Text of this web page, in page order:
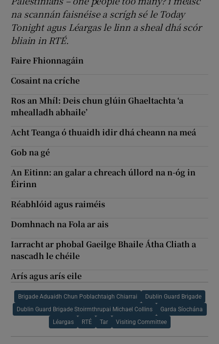
na scannán faisnéise a scrígh sé le Today
Tonight agus Léargas le linn a sheal dhá scór
bliain in RTÉ.
Faire Fhionnagáin
Cosaint na críche
Ros an Mhíl: Deis chun glúin Ghaeltachta ‘a
mhealladh abhaile’
Acht Teanga ó thuaidh idir dhá cheann na meá
Gob na gé
An Eitinn: an galar a chreach úllord na n-óg in
Éirinn
Réabhlóid agus raiméis
Domhnach na Fola ar ais
Iarracht ar phobal Gaeilge Bhaile Átha Cliath a
nascadh le chéile
Arís agus arís eile
Brigade Aduaidh Chun Poblachtaigh Chiarrai Dublin Guard Brigade
Dublin Guard Brigade Stoirmthrupai Michael Collins Garda Síochána
Léargas RTÉ Tar Visiting Committee